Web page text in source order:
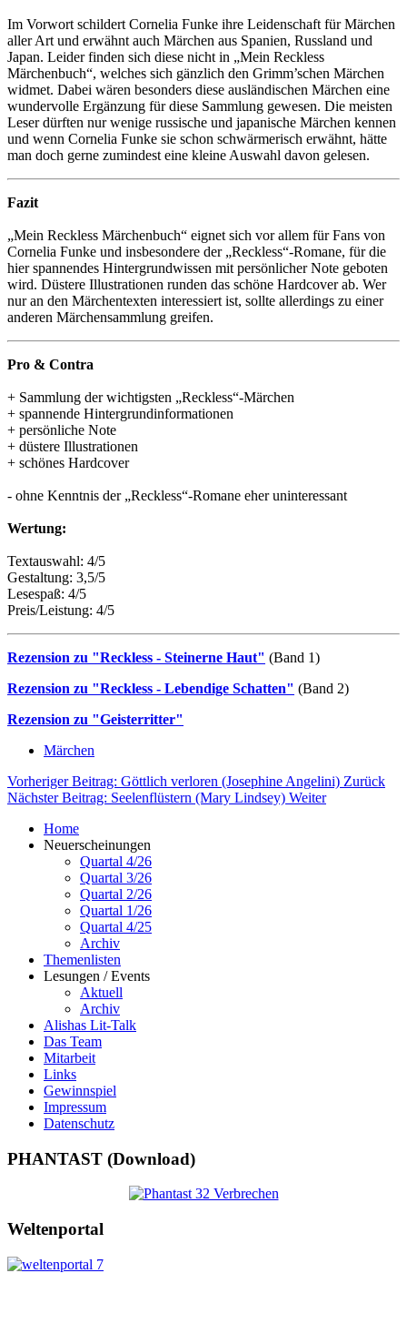
Im Vorwort schildert Cornelia Funke ihre Leidenschaft für Märchen
aller Art und erwähnt auch Märchen aus Spanien, Russland und
Japan. Leider finden sich diese nicht in „Mein Reckless
Märchenbuch“, welches sich gänzlich den Grimm’schen Märchen
widmet. Dabei wären besonders diese ausländischen Märchen eine
wundervolle Ergänzung für diese Sammlung gewesen. Die meisten
Leser dürften nur wenige russische und japanische Märchen kennen
und wenn Cornelia Funke sie schon schwärmerisch erwähnt, hätte
man doch gerne zumindest eine kleine Auswahl davon gelesen.
Fazit
„Mein Reckless Märchenbuch“ eignet sich vor allem für Fans von
Cornelia Funke und insbesondere der „Reckless“-Romane, für die
hier spannendes Hintergrundwissen mit persönlicher Note geboten
wird. Düstere Illustrationen runden das schöne Hardcover ab. Wer
nur an den Märchentexten interessiert ist, sollte allerdings zu einer
anderen Märchensammlung greifen.
Pro & Contra
+ Sammlung der wichtigsten „Reckless“-Märchen
+ spannende Hintergrundinformationen
+ persönliche Note
+ düstere Illustrationen
+ schönes Hardcover
- ohne Kenntnis der „Reckless“-Romane eher uninteressant
Wertung:
Textauswahl: 4/5
Gestaltung: 3,5/5
Lesespaß: 4/5
Preis/Leistung: 4/5
Rezension zu "Reckless - Steinerne Haut" (Band 1)
Rezension zu "Reckless - Lebendige Schatten" (Band 2)
Rezension zu "Geisterritter"
Märchen
Vorheriger Beitrag: Göttlich verloren (Josephine Angelini) Zurück
Nächster Beitrag: Seelenflüstern (Mary Lindsey) Weiter
Home
Neuerscheinungen
Quartal 4/26
Quartal 3/26
Quartal 2/26
Quartal 1/26
Quartal 4/25
Archiv
Themenlisten
Lesungen / Events
Aktuell
Archiv
Alishas Lit-Talk
Das Team
Mitarbeit
Links
Gewinnspiel
Impressum
Datenschutz
PHANTAST (Download)
Weltenportal